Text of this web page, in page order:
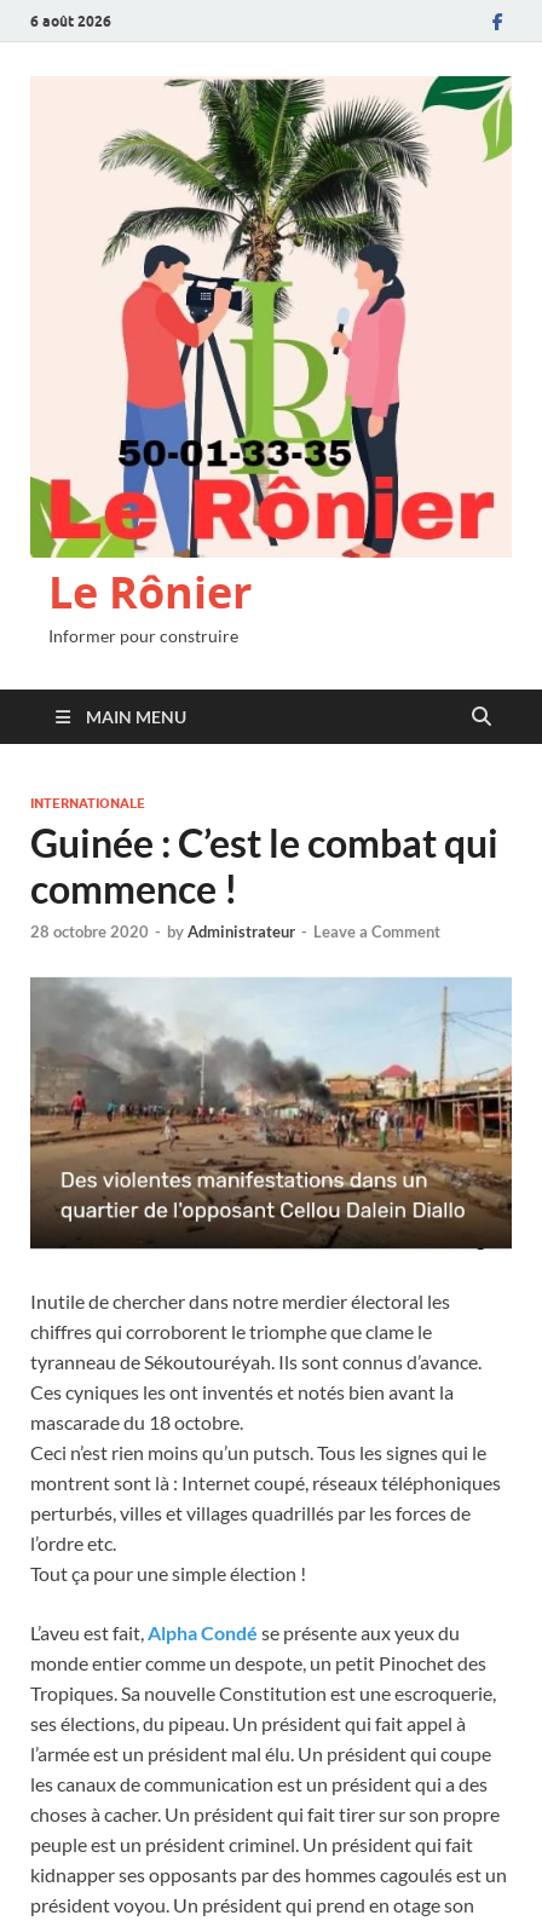
6 août 2026
Le Rônier
Informer pour construire
MAIN MENU
INTERNATIONALE
Guinée : C’est le combat qui
commence !
28 octobre 2020 - byAdministrateur - Leave a Comment
Inutile de chercher dans notre merdier électoral les
chiffres qui corroborent le triomphe que clame le
tyranneau de Sékoutouréyah. Ils sont connus d’avance.
Ces cyniques les ont inventés et notés bien avant la
mascarade du 18 octobre.
Ceci n’est rien moins qu’un putsch. Tous les signes qui le
montrent sont là : Internet coupé, réseaux téléphoniques
perturbés, villes et villages quadrillés par les forces de
l’ordre etc.
Tout ça pour une simple élection !
L’aveu est fait,Alpha Condé se présente aux yeux du
monde entier comme un despote, un petit Pinochet des
Tropiques. Sa nouvelle Constitution est une escroquerie,
ses élections, du pipeau. Un président qui fait appel à
l’armée est un président mal élu. Un président qui coupe
les canaux de communication est un président qui a des
choses à cacher. Un président qui fait tirer sur son propre
peuple est un président criminel. Un président qui fait
kidnapper ses opposants par des hommes cagoulés est un
président voyou. Un président qui prend en otage son